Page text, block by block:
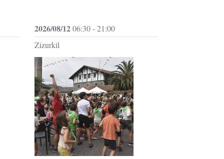
2026/08/1206:30 - 21:00
Zizurkil